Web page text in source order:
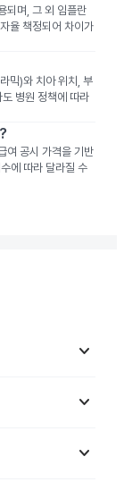
되며, 그 외 임플란
율 책정되어 차이가
믹)와 치아 위치, 부
병원 정책에 따라
여 공시 가격을 기반
에 따라 달라질 수
keyboard_arrow_down
keyboard_arrow_down
keyboard_arrow_down